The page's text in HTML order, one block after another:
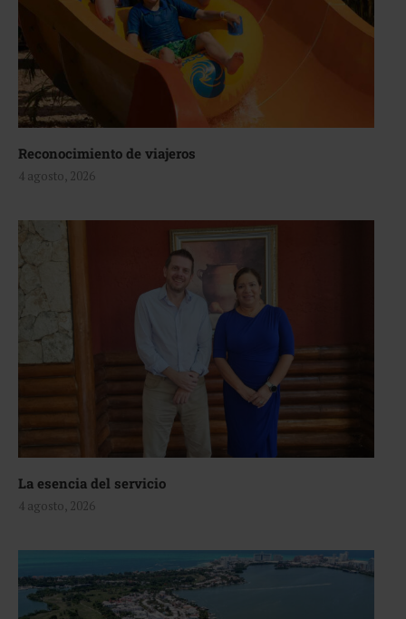
Reconocimiento de viajeros
4 agosto, 2026
La esencia del servicio
4 agosto, 2026